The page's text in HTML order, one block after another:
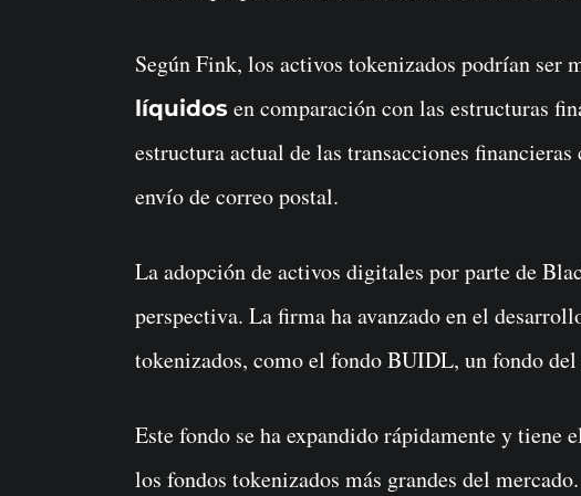
Según Fink, los activos tokenizados podrían ser
líquidos en comparación con las estructuras
estructura actual de las transacciones
envío de correo postal.
La adopción de activos digitales por parte de
perspectiva. La firma ha avanzado en el
tokenizados, como el fondo BUIDL, un fondo
Este fondo se ha expandido rápidamente y tiene
los fondos tokenizados más grandes del